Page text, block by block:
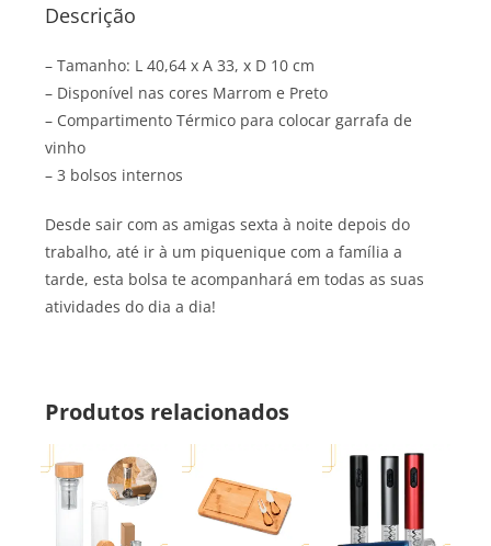
Descrição
– Tamanho: L 40,64 x A 33, x D 10 cm
– Disponível nas cores Marrom e Preto
– Compartimento Térmico para colocar garrafa de
vinho
– 3 bolsos internos
Desde sair com as amigas sexta à noite depois do
trabalho, até ir à um piquenique com a família a
tarde, esta bolsa te acompanhará em todas as suas
atividades do dia a dia!
Produtos relacionados